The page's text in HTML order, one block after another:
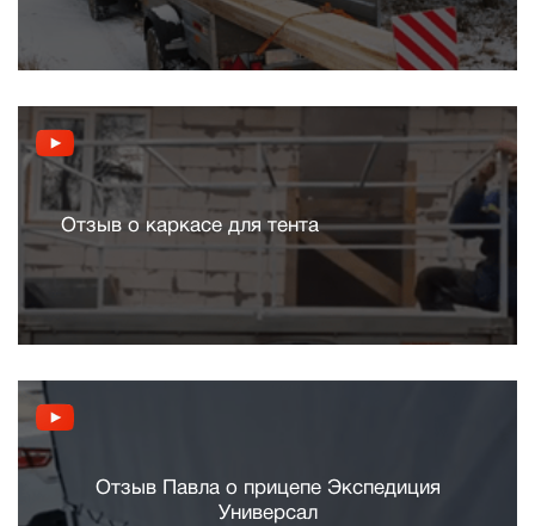
Отзыв о каркасе для тента
Отзыв Павла о прицепе Экспедиция
Универсал